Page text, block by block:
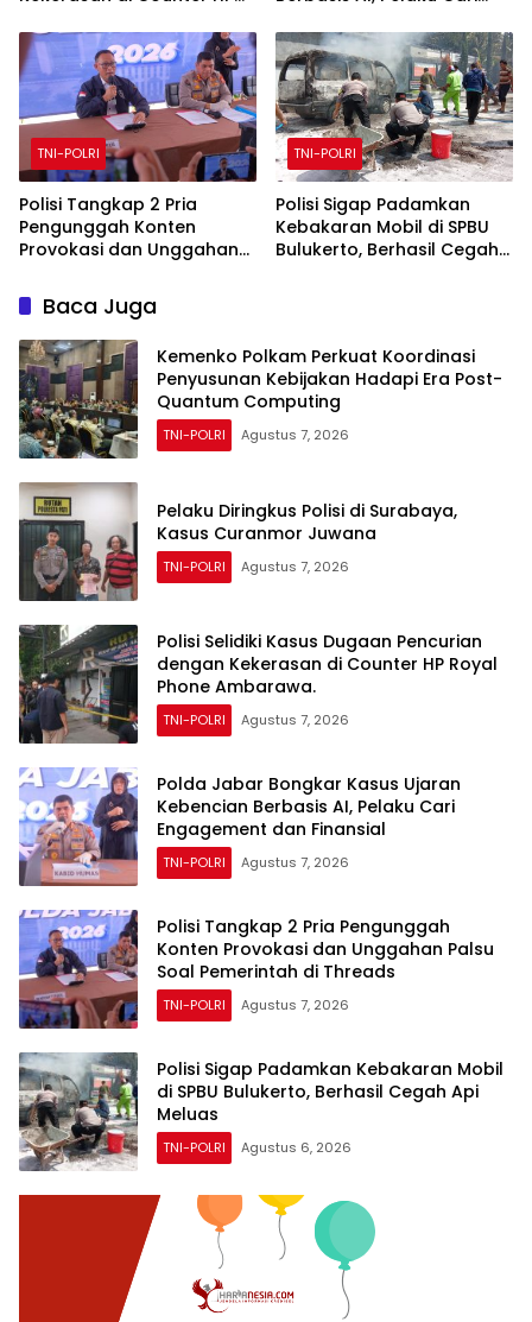
TNI-POLRI
Polisi Tangkap 2 Pria
Pengunggah Konten
Provokasi dan Unggahan
Threads
TNI-POLRI
Polisi Sigap Padamkan
Kebakaran Mobil di SPBU
Bulukerto, Berhasil Cegah
Baca Juga
Kemenko Polkam Perkuat Koordinasi
Penyusunan Kebijakan Hadapi Era Post-
Quantum Computing
TNI-POLRI Agustus 7, 2026
Pelaku Diringkus Polisi di Surabaya,
Kasus Curanmor Juwana
TNI-POLRI Agustus 7, 2026
Polisi Selidiki Kasus Dugaan Pencurian
dengan Kekerasan di Counter HP Royal
Phone Ambarawa.
TNI-POLRI Agustus 7, 2026
Polda Jabar Bongkar Kasus Ujaran
Kebencian Berbasis AI, Pelaku Cari
Engagement dan Finansial
TNI-POLRI Agustus 7, 2026
Polisi Tangkap 2 Pria Pengunggah
Konten Provokasi dan Unggahan Palsu
Soal Pemerintah di Threads
TNI-POLRI Agustus 7, 2026
Polisi Sigap Padamkan Kebakaran Mobil
di SPBU Bulukerto, Berhasil Cegah Api
Meluas
TNI-POLRI Agustus 6, 2026